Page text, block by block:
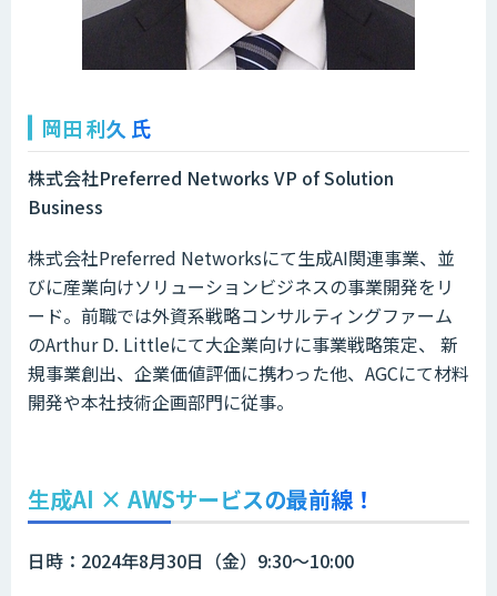
岡田 利久 氏
株式会社Preferred Networks VP of Solution
Business
株式会社Preferred Networksにて生成AI関連事業、並
びに産業向けソリューションビジネスの事業開発をリ
ード。前職では外資系戦略コンサルティングファーム
のArthur D. Littleにて大企業向けに事業戦略策定、 新
規事業創出、企業価値評価に携わった他、AGCにて材料
開発や本社技術企画部門に従事。
生成AI × AWSサービスの最前線！
日時：2024年8月30日（金）9:30～10:00